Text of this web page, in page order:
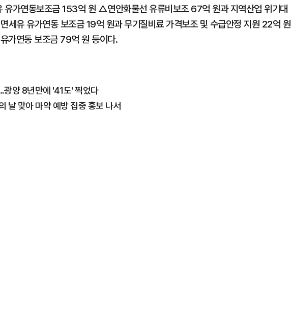
가연동보조금 153억 원 △연안화물선 유류비보조 67억 원과 지역산업 위기대
유 유가연동 보조금 19억 원과 무기질비료 가격보조 및 수급안정 지원 22억 원
가연동 보조금 79억 원 등이다.
광양 8년만에 '41도' 찍었다
날 맞아 마약 예방 집중 홍보 나서